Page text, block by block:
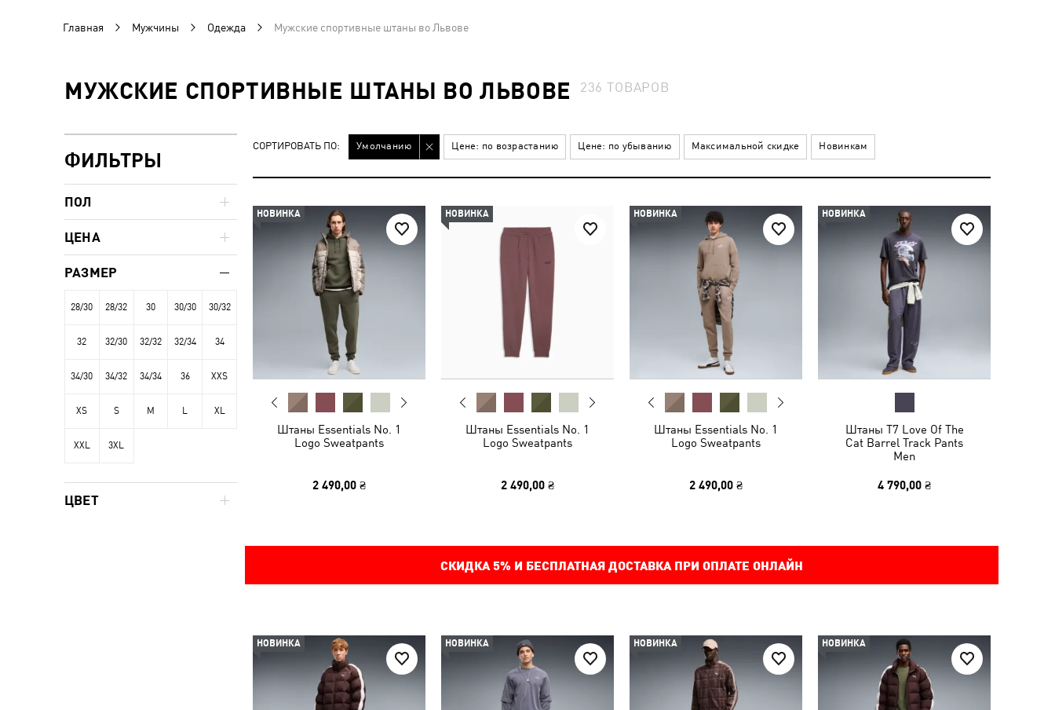
Главная Мужчины Одежда Мужские спортивные штаны во Львове
МУЖСКИЕ СПОРТИВНЫЕ ШТАНЫ ВО ЛЬВОВЕ 236ТОВАРОВ
СОРТИРОВАТЬ ПО: Умолчанию Цене: по возрастанию Цене: по убыванию Максимальной скидке Новинкам
НОВИНКА
Штаны Essentials No. 1
Logo Sweatpants
2 490,00 ₴
НОВИНКА
Штаны Essentials No. 1
Logo Sweatpants
2 490,00 ₴
НОВИНКА
Штаны Essentials No. 1
Logo Sweatpants
2 490,00 ₴
НОВИНКА
Штаны T7 Love Of The
Cat Barrel Track Pants
Men
4 790,00 ₴
СКИДКА 5% И БЕСПЛАТНАЯ ДОСТАВКА ПРИ ОПЛАТЕ ОНЛАЙН
НОВИНКА НОВИНКА НОВИНКА НОВИНКА
ФИЛЬТРЫ
ПОЛ
ЦЕНА
РАЗМЕР
28/30 28/32 30 30/30 30/32
32 32/30 32/32 32/34 34
34/30 34/32 34/34 36 XXS
XS S M L XL
XXL 3XL
ЦВЕТ